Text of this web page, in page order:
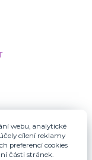
webu, analytické
cílení reklamy
preferencí cookies
části stránek.